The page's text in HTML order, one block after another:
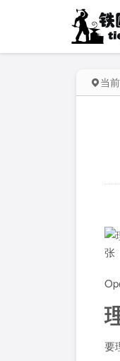
当
要